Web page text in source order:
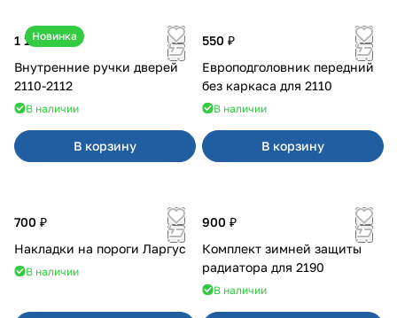
Новинка
1 170 ₽
Внутренние ручки дверей
2110-2112
В наличии
В корзину
550 ₽
Европодголовник передний
без каркаса для 2110
В наличии
В корзину
700 ₽
Накладки на пороги Ларгус
В наличии
900 ₽
Комплект зимней защиты
радиатора для 2190
В наличии